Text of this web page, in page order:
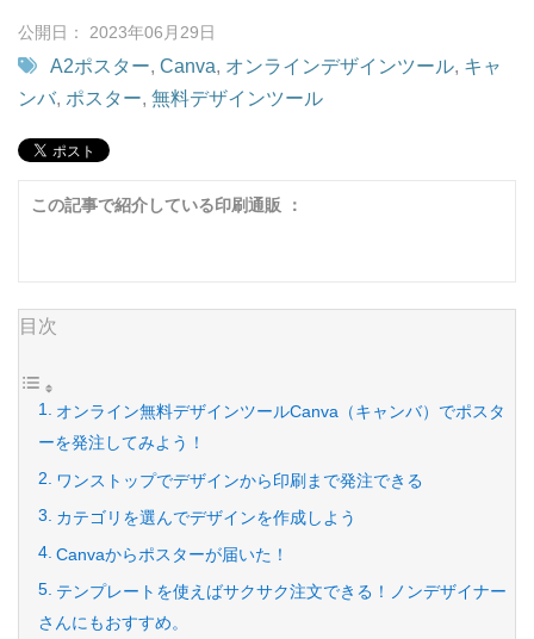
公開日： 2023年06月29日
A2ポスター, Canva, オンラインデザインツール, キャ
ンバ, ポスター, 無料デザインツール
この記事で紹介している印刷通販 ：
目次
オンライン無料デザインツールCanva（キャンバ）でポスタ
ーを発注してみよう！
ワンストップでデザインから印刷まで発注できる
カテゴリを選んでデザインを作成しよう
Canvaからポスターが届いた！
テンプレートを使えばサクサク注文できる！ノンデザイナー
さんにもおすすめ。